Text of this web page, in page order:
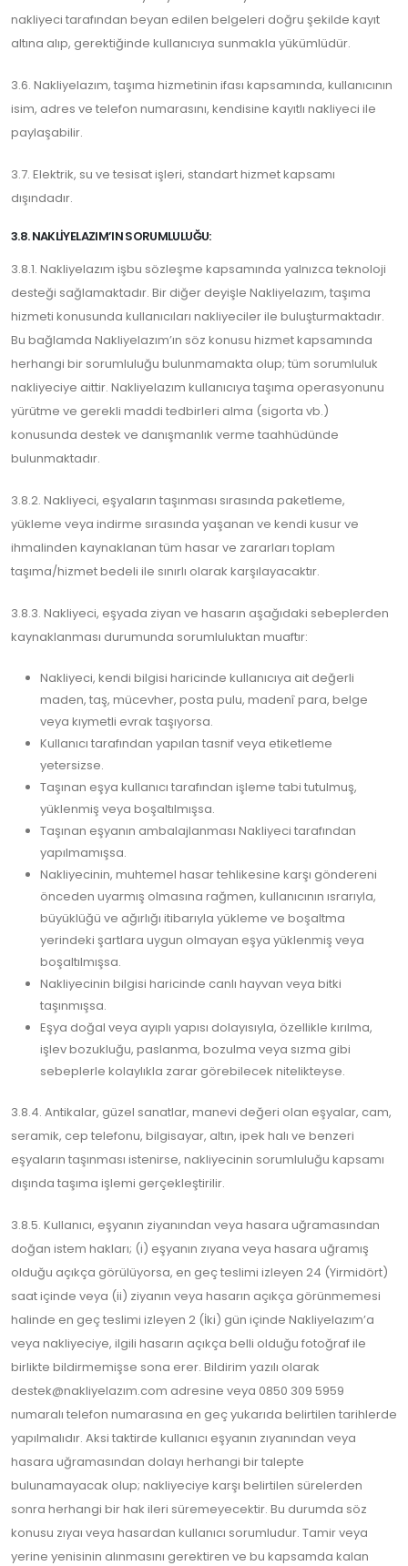
nakliyeci tarafından beyan edilen belgeleri doğru şekilde kayıt
altına alıp, gerektiğinde kullanıcıya sunmakla yükümlüdür.
3.6. Nakliyelazım, taşıma hizmetinin ifası kapsamında, kullanıcının
isim, adres ve telefon numarasını, kendisine kayıtlı nakliyeci ile
paylaşabilir.
3.7. Elektrik, su ve tesisat işleri, standart hizmet kapsamı
dışındadır.
3.8. NAKLIYELAZIM’IN SORUMLULUĞU:
3.8.1. Nakliyelazım işbu sözleşme kapsamında yalnızca teknoloji
desteği sağlamaktadır. Bir diğer deyişle Nakliyelazım, taşıma
hizmeti konusunda kullanıcıları nakliyeciler ile buluşturmaktadır.
Bu bağlamda Nakliyelazım’ın söz konusu hizmet kapsamında
herhangi bir sorumluluğu bulunmamakta olup; tüm sorumluluk
nakliyeciye aittir. Nakliyelazım kullanıcıya taşıma operasyonunu
yürütme ve gerekli maddi tedbirleri alma (sigorta vb.)
konusunda destek ve danışmanlık verme taahhüdünde
bulunmaktadır.
3.8.2. Nakliyeci, eşyaların taşınması sırasında paketleme,
yükleme veya indirme sırasında yaşanan ve kendi kusur ve
ihmalinden kaynaklanan tüm hasar ve zararları toplam
taşıma/hizmet bedeli ile sınırlı olarak karşılayacaktır.
3.8.3. Nakliyeci, eşyada ziyan ve hasarın aşağıdaki sebeplerden
kaynaklanması durumunda sorumluluktan muaftır:
Nakliyeci, kendi bilgisi haricinde kullanıcıya ait değerli
maden, taş, mücevher, posta pulu, madenî para, belge
veya kıymetli evrak taşıyorsa.
Kullanıcı tarafından yapılan tasnif veya etiketleme
yetersizse.
Taşınan eşya kullanıcı tarafından işleme tabi tutulmuş,
yüklenmiş veya boşaltılmışsa.
Taşınan eşyanın ambalajlanması Nakliyeci tarafından
yapılmamışsa.
Nakliyecinin, muhtemel hasar tehlikesine karşı göndereni
önceden uyarmış olmasına rağmen, kullanıcının ısrarıyla,
büyüklüğü ve ağırlığı itibarıyla yükleme ve boşaltma
yerindeki şartlara uygun olmayan eşya yüklenmiş veya
boşaltılmışsa.
Nakliyecinin bilgisi haricinde canlı hayvan veya bitki
taşınmışsa.
Eşya doğal veya ayıplı yapısı dolayısıyla, özellikle kırılma,
işlev bozukluğu, paslanma, bozulma veya sızma gibi
sebeplerle kolaylıkla zarar görebilecek nitelikteyse.
3.8.4. Antikalar, güzel sanatlar, manevi değeri olan eşyalar, cam,
seramik, cep telefonu, bilgisayar, altın, ipek halı ve benzeri
eşyaların taşınması istenirse, nakliyecinin sorumluluğu kapsamı
dışında taşıma işlemi gerçekleştirilir.
3.8.5. Kullanıcı, eşyanın ziyanından veya hasara uğramasından
doğan istem hakları; (i) eşyanın zıyana veya hasara uğramış
olduğu açıkça görülüyorsa, en geç teslimi izleyen 24 (Yirmidört)
saat içinde veya (ii) ziyanın veya hasarın açıkça görünmemesi
halinde en geç teslimi izleyen 2 (İki) gün içinde Nakliyelazım’a
veya nakliyeciye, ilgili hasarın açıkça belli olduğu fotoğraf ile
birlikte bildirmemişse sona erer. Bildirim yazılı olarak
destek@nakliyelazım.com adresine veya 0850 309 5959
numaralı telefon numarasına en geç yukarıda belirtilen tarihlerde
yapılmalıdır. Aksi taktirde kullanıcı eşyanın zıyanından veya
hasara uğramasından dolayı herhangi bir talepte
bulunamayacak olup; nakliyeciye karşı belirtilen sürelerden
sonra herhangi bir hak ileri süremeyecektir. Bu durumda söz
konusu zıyaı veya hasardan kullanıcı sorumludur. Tamir veya
yerine yenisinin alınmasını gerektiren ve bu kapsamda kalan